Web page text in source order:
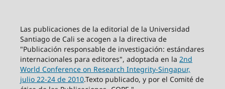
Las publicaciones de la editorial de la Universidad
Santiago de Cali se acogen a la directiva de
"Publicación responsable de investigación: estándares
internacionales para editores", adoptada en la 2nd
World Conference on Research Integrity-Singapur,
julio 22-24 de 2010.Texto publicado, y por el Comité de